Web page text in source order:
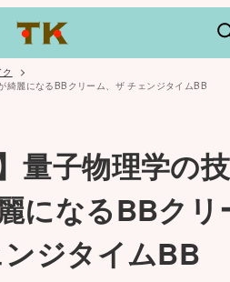
綺麗になるBBクリーム、ザ チェンジタイムBB
量子物理学の技
になるBBクリ
ジタイムBB